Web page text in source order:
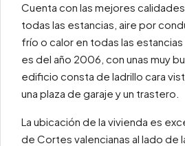
Cuenta con las mejores
todas las estancias, aire por
frío o calor en todas las estancias
es del año 2006, con unas muy
edificio consta de ladrillo cara
una plaza de garaje y un trastero.
La ubicación de la vivienda es
de Cortes valencianas al lado de